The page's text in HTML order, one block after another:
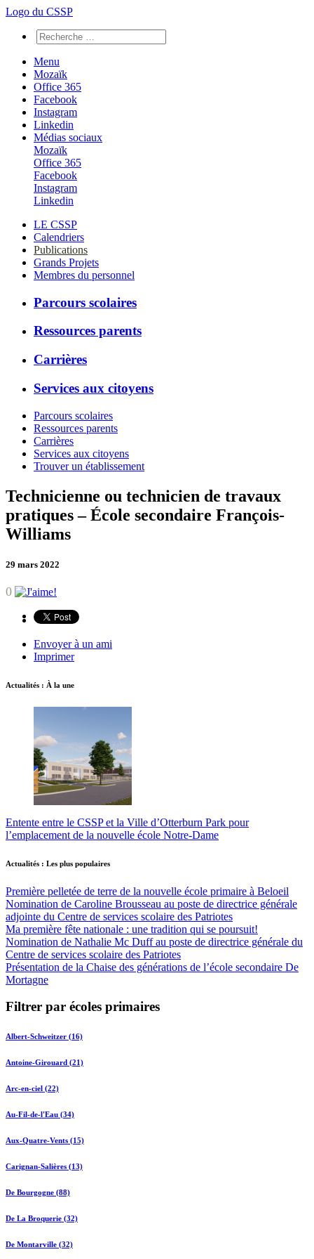
Logo du CSSP
Menu
Mozaïk
Office 365
Facebook
Instagram
Linkedin
Médias sociaux
Mozaïk
Office 365
Facebook
Instagram
Linkedin
LE CSSP
Calendriers
Publications
Grands Projets
Membres du personnel
Parcours scolaires
Ressources parents
Carrières
Services aux citoyens
Parcours scolaires
Ressources parents
Carrières
Services aux citoyens
Trouver un établissement
Technicienne ou technicien de travaux
pratiques – École secondaire François-
Williams
29 mars 2022
0
Envoyer à un ami
Imprimer
Actualités : À la une
Entente entre le CSSP et la Ville d’Otterburn Park pour
l’emplacement de la nouvelle école Notre-Dame
Actualités : Les plus populaires
Première pelletée de terre de la nouvelle école primaire à Beloeil
Nomination de Caroline Brousseau au poste de directrice générale
adjointe du Centre de services scolaire des Patriotes
Ma première fête nationale : une tradition qui se poursuit!
Nomination de Nathalie Mc Duff au poste de directrice générale du
Centre de services scolaire des Patriotes
Présentation de la Chaise des générations de l’école secondaire De
Mortagne
Filtrer par écoles primaires
Albert-Schweitzer (16)
Antoine-Girouard (21)
Arc-en-ciel (22)
Au-Fil-de-l'Eau (34)
Aux-Quatre-Vents (15)
Carignan-Salières (13)
De Bourgogne (88)
De La Broquerie (32)
De Montarville (32)